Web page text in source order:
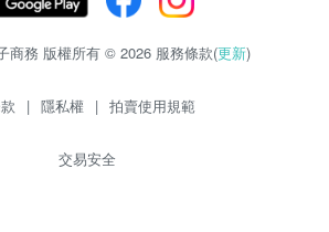
商務 版權所有 © 2026 服務條款(更新)
| 隱私權 | 拍賣使用規範
交易安全